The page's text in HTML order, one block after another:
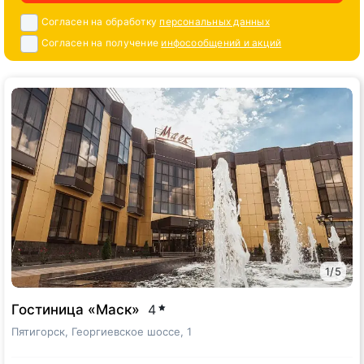
Дети
бассейна с 7 лет, с 7 до 10 лет — только в сопровождении
взрослых. Для маленьких гостей есть детские каналы и
детское меню.
весом до 10 кг по предварительному запросу. Услуга
предоставляется за дополнительную плату.
Для гостей доступна бесплатная парковкаперед отелем при
наличии мест.
Согласен на обработку персональных данных
Согласен на получение инфосообщений и акций
1/5
Гостиница «Маск» 4
Пятигорск, Георгиевское шоссе, 1